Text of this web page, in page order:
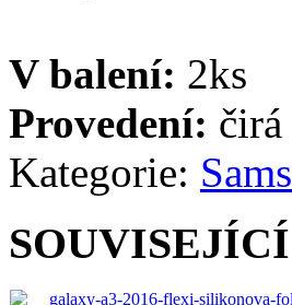
V balení: 2ks
Provedení: čirá
Kategorie: